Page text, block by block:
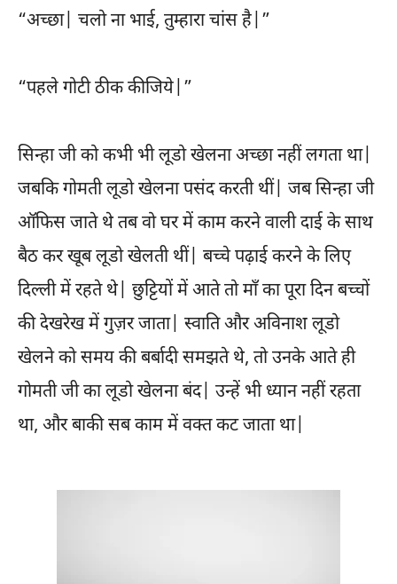
“अच्छा| चलो ना भाई, तुम्हारा चांस है|”
“पहले गोटी ठीक कीजिये|”
सिन्हा जी को कभी भी लूडो खेलना अच्छा नहीं लगता था|
जबकि गोमती लूडो खेलना पसंद करती थीं| जब सिन्हा जी
ऑफिस जाते थे तब वो घर में काम करने वाली दाई के साथ
बैठ कर खूब लूडो खेलती थीं| बच्चे पढ़ाई करने के लिए
दिल्ली में रहते थे| छुट्टियों में आते तो माँ का पूरा दिन बच्चों
की देखरेख में गुज़र जाता| स्वाति और अविनाश लूडो
खेलने को समय की बर्बादी समझते थे, तो उनके आते ही
गोमती जी का लूडो खेलना बंद| उन्हें भी ध्यान नहीं रहता
था, और बाकी सब काम में वक्त कट जाता था|